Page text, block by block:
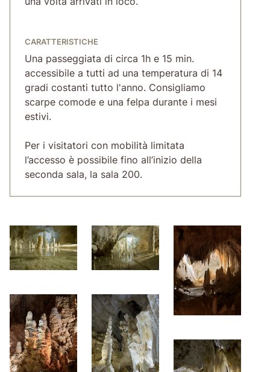
CARATTERISTICHE
Una passeggiata di circa 1h e 15 min.
accessibile a tutti ad una temperatura di 14
gradi costanti tutto l'anno. Consigliamo
scarpe comode e una felpa durante i mesi
estivi.
Per i visitatori con mobilità limitata
l’accesso è possibile fino all’inizio della
seconda sala, la sala 200.